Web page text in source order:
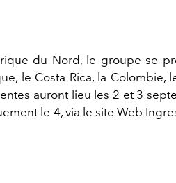
du Nord, le groupe se
le Costa Rica, la Colombie,
auront lieu les 2 et 3
le 4, via le site Web